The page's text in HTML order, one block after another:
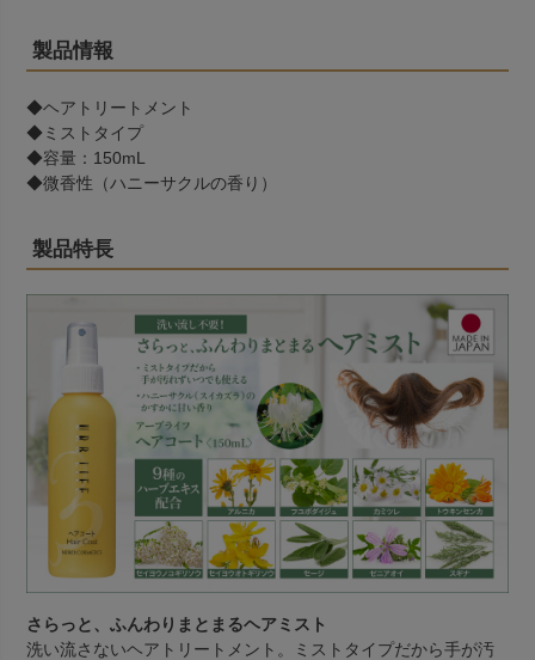
製品情報
◆ヘアトリートメント
◆ミストタイプ
◆容量：150mL
◆微香性（ハニーサクルの香り）
製品特長
さらっと、ふんわりまとまるヘアミスト
洗い流さないヘアトリートメント。ミストタイプだから手が汚